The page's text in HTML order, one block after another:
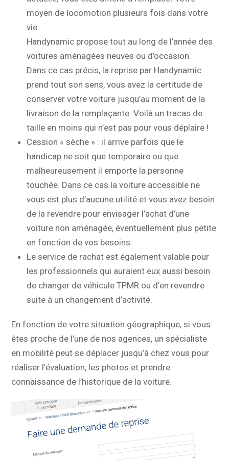
moyen de locomotion plusieurs fois dans votre
vie.
Handynamic propose tout au long de l’année des
voitures aménagées neuves ou d’occasion.
Dans ce cas précis, la reprise par Handynamic
prend tout son sens, vous avez la certitude de
conserver votre voiture jusqu’au moment de la
livraison de la remplaçante. Voilà un tracas de
taille en moins qui n’est pas pour vous déplaire !
Cession « sèche » : il arrive parfois que le
handicap ne soit que temporaire ou que
malheureusement il emporte la personne
touchée. Dans ce cas la voiture accessible ne
vous est plus d’aucune utilité et vous avez besoin
de la revendre pour envisager l’achat d’une
voiture non aménagée, éventuellement plus petite
en fonction de vos besoins.
Le service de rachat est également valable pour
les professionnels qui auraient eux aussi besoin
de changer de véhicule TPMR ou d’en revendre
suite à un changement d’activité.
En fonction de votre situation géographique, si vous
êtes proche de l’une de nos agences, un spécialiste
en mobilité peut se déplacer jusqu’à chez vous pour
réaliser l’évaluation, les photos et prendre
connaissance de l’historique de la voiture.